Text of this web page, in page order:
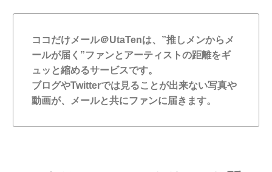
ココだけメール＠UtaTenは、”推しメンからメ
ールが届く”ファンとアーティストの距離をギ
ュッと縮めるサービスです。
ブログやTwitterでは見ることが出来ない写真や
動画が、メールと共にファンに届きます。